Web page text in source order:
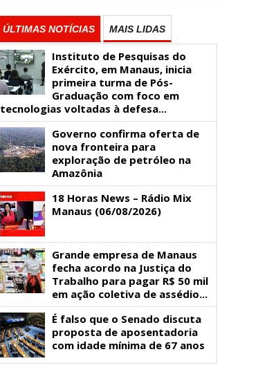
ÚLTIMAS NOTÍCIAS MAIS LIDAS
Instituto de Pesquisas do
Exército, em Manaus, inicia
primeira turma de Pós-
Graduação com foco em
tecnologias voltadas à defesa...
Governo confirma oferta de
nova fronteira para
exploração de petróleo na
Amazônia
18 Horas News​​​​​​​​​​​​ – Rádio Mix
Manaus (06/08/2026)
Grande empresa de Manaus
fecha acordo na Justiça do
Trabalho para pagar R$ 50 mil
em ação coletiva de assédio...
É falso que o Senado discuta
proposta de aposentadoria
com idade mínima de 67 anos